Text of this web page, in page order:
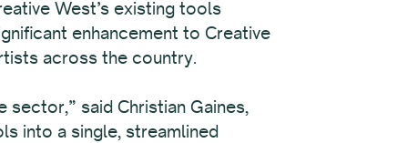
West’s existing tools
enhancement to Creative
across the country.
said Christian Gaines,
into a single, streamlined